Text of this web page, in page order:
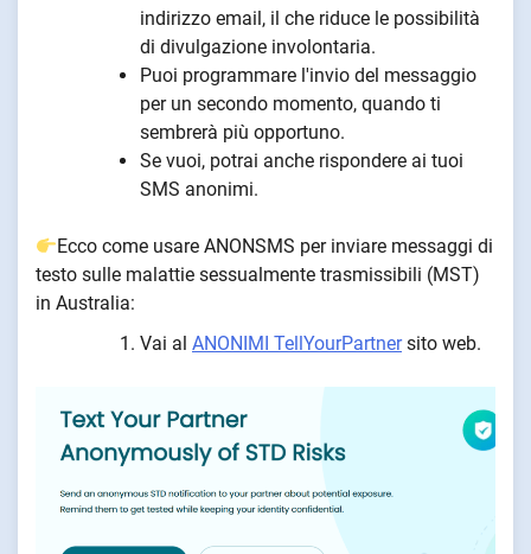
indirizzo email, il che riduce le possibilità
di divulgazione involontaria.
Puoi programmare l'invio del messaggio
per un secondo momento, quando ti
sembrerà più opportuno.
Se vuoi, potrai anche rispondere ai tuoi
SMS anonimi.
Ecco come usare ANONSMS per inviare messaggi di
testo sulle malattie sessualmente trasmissibili (MST)
in Australia:
Vai al ANONIMI TellYourPartnersito web.